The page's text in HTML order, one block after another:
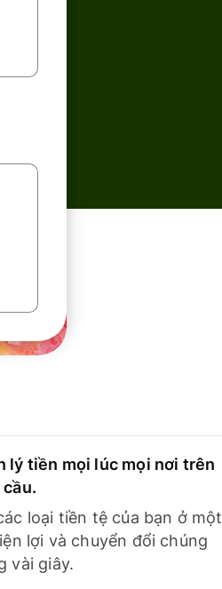
lý tiền mọi lúc mọi nơi trên
loại tiền tệ của bạn ở một
lợi và chuyển đổi chúng
vài giây.